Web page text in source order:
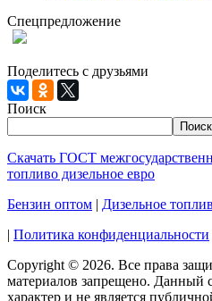
Спецпредложение
Поделитесь с друзьями
Поиск
Поиск
Скачать ГОСТ
топливо дизельное евро
Бензин оптом | Дизельное
| Политика конфиденциальности
Copyright © 2026. Все права
материалов запрещено. Данный
характер и не является